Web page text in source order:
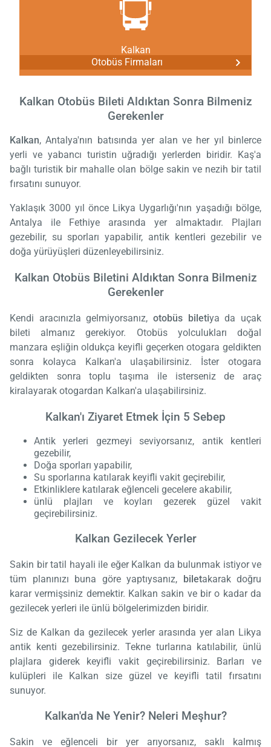
Kalkan
Otobüs Firmaları
Kalkan Otobüs Bileti Aldıktan Sonra Bilmeniz
Gerekenler
Kalkan, Antalya'nın batısında yer alan ve her yıl binlerce
yerli ve yabancı turistin uğradığı yerlerden biridir. Kaş'a
bağlı turistik bir mahalle olan bölge sakin ve nezih bir tatil
fırsatını sunuyor.
Yaklaşık 3000 yıl önce Likya Uygarlığı'nın yaşadığı bölge,
Antalya ile Fethiye arasında yer almaktadır. Plajları
gezebilir, su sporları yapabilir, antik kentleri gezebilir ve
doğa yürüyüşleri düzenleyebilirsiniz.
Kalkan Otobüs Biletini Aldıktan Sonra Bilmeniz
Gerekenler
Kendi aracınızla gelmiyorsanız, otobüs biletiya da uçak
bileti almanız gerekiyor. Otobüs yolculukları doğal
manzara eşliğin oldukça keyifli geçerken otogara geldikten
sonra kolayca Kalkan'a ulaşabilirsiniz. İster otogara
geldikten sonra toplu taşıma ile isterseniz de araç
kiralayarak otogardan Kalkan'a ulaşabilirsiniz.
Kalkan'ı Ziyaret Etmek İçin 5 Sebep
Antik yerleri gezmeyi seviyorsanız, antik kentleri
gezebilir,
Doğa sporları yapabilir,
Su sporlarına katılarak keyifli vakit geçirebilir,
Etkinliklere katılarak eğlenceli gecelere akabilir,
ünlü plajları ve koyları gezerek güzel vakit
geçirebilirsiniz.
Kalkan Gezilecek Yerler
Sakin bir tatil hayali ile eğer Kalkan da bulunmak istiyor ve
tüm planınızı buna göre yaptıysanız, biletakarak doğru
karar vermişsiniz demektir. Kalkan sakin ve bir o kadar da
gezilecek yerleri ile ünlü bölgelerimizden biridir.
Siz de Kalkan da gezilecek yerler arasında yer alan Likya
antik kenti gezebilirsiniz. Tekne turlarına katılabilir, ünlü
plajlara giderek keyifli vakit geçirebilirsiniz. Barları ve
kulüpleri ile Kalkan size güzel ve keyifli tatil fırsatını
sunuyor.
Kalkan'da Ne Yenir? Neleri Meşhur?
Sakin ve eğlenceli bir yer arıyorsanız, saklı kalmış